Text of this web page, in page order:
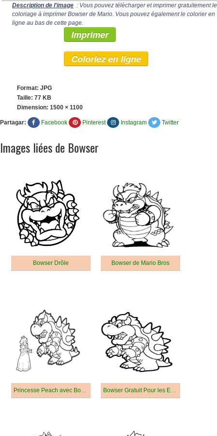
Description de l'image : Vous pouvez télécharger et imprimer gratuitement le
coloriage à imprimer Bowser de Mario. Vous pouvez également le colorier en
ligne au bas de cette page.
Imprimer
Coloriez en ligne
Format: JPG
Taille: 77 KB
Dimension: 1500 × 1100
Partagar: Facebook Pinterest Instagram Twitter
Images liées de Bowser
Bowser Drôle Bowser de Mario Bros
Princesse Peach avec Bowser Bowser Gratuit Pour les Enfants